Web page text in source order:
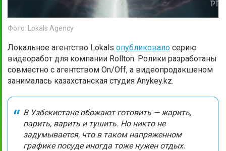
Фото: Lokals Agency
Локальное агентство Lokals опубликовало серию
видеоработ для компании Rollton. Ролики разработаны
совместно с агентством On/Off, а видеопродакшеном
занималась казахстанская студия Anykey.kz.
В Узбекистане обожают готовить — жарить,
парить, варить и тушить. Но никто не
задумывается, что в таком напряженном
графике посуде иногда тоже нужен отдых.